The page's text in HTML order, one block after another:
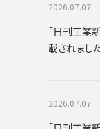
2026.07.07
「日刊工業
載されまし
2026.07.07